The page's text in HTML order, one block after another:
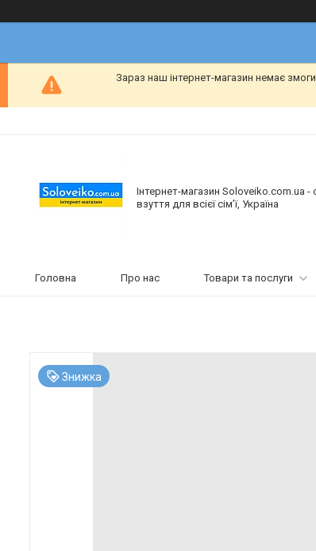
Зараз наш інтернет-магазин немає
Інтернет-магазин Soloveiko.com.ua -
взуття для всієї сім’ї, Україна
Головна Про нас Товари та послуги
Знижка